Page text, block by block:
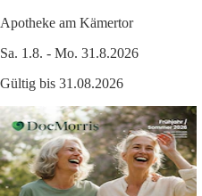
Apotheke am Kämertor
Sa. 1.8. - Mo. 31.8.2026
Gültig bis 31.08.2026